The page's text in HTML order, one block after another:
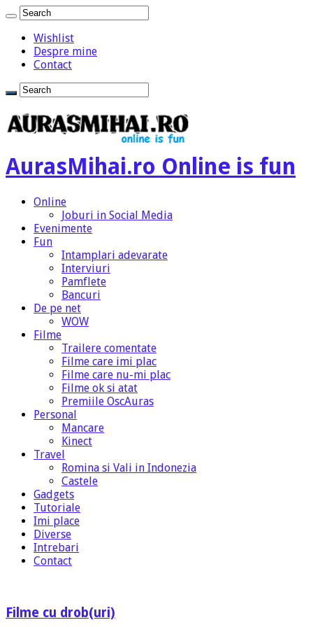
Wishlist
Despre mine
Contact
AurasMihai.ro Online is fun
Online
Joburi in Social Media
Evenimente
Fun
Intamplari adevarate
Interviuri
Pamflete
Bancuri
De pe net
WOW
Filme
Trailere comentate
Filme care imi plac
Filme care nu-mi plac
Filme ok si atat
Premiile OscAuras
Personal
Mancare
Kinect
Travel
Romina si Vali in Indonezia
Castele
Gadgets
Tutoriale
Imi place
Diverse
Intrebari
Contact
Filme cu drob(uri)